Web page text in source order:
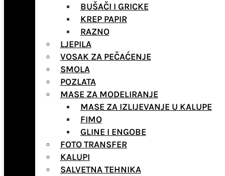
BUŠAČI I GRICKE
KREP PAPIR
RAZNO
LJEPILA
VOSAK ZA PEČAĆENJE
SMOLA
POZLATA
MASE ZA MODELIRANJE
MASE ZA IZLIJEVANJE U KALUPE
FIMO
GLINE I ENGOBE
FOTO TRANSFER
KALUPI
SALVETNA TEHNIKA